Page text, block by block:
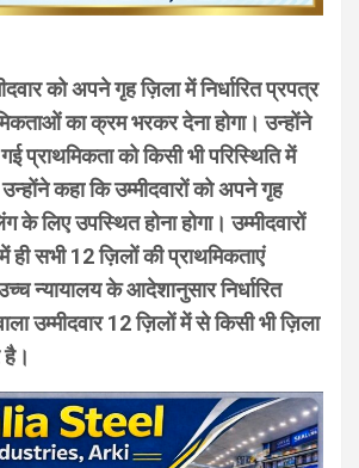
को अपने गृह ज़िला में निर्धारित प्रपत्र
का क्रम भरकर देना होगा। उन्होंने
प्राथमिकता को किसी भी परिस्थिति में
कहा कि उम्मीदवारों को अपने गृह
के लिए उपस्थित होना होगा। उम्मीदवारों
सभी 12 ज़िलों की प्राथमिकताएं
न्यायालय के आदेशानुसार निर्धारित
उम्मीदवार 12 ज़िलों में से किसी भी ज़िला
है।